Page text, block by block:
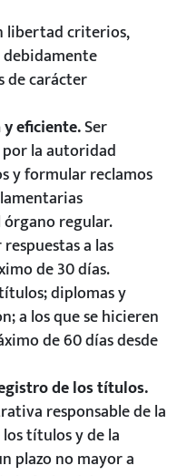
libertad criterios,
de carácter
eficiente.Ser
la autoridad
y formular reclamos
regular.
a las
de 30 días.
diplomas y
a los que se hicieren
de 60 días desde
de los títulos.
responsable de la
títulos y de la
plazo no mayor a